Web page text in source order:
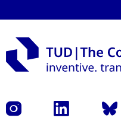
Instagram LinkedIn